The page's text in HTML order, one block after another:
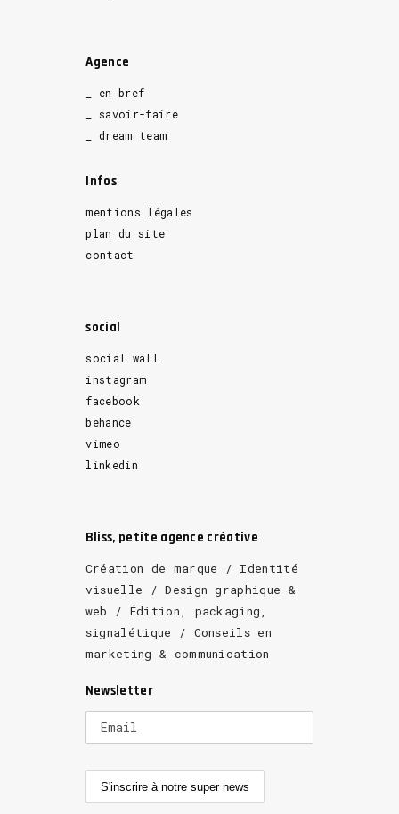
Agence
_ en bref
_ savoir-faire
_ dream team
Infos
mentions légales
plan du site
contact
social
social wall
instagram
facebook
behance
vimeo
linkedin
Bliss, petite agence créative
Création de marque / Identité
visuelle / Design graphique &
web / Édition, packaging,
signalétique / Conseils en
marketing & communication
Newsletter